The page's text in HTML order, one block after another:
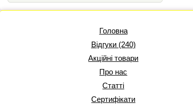
Головна
Відгуки (240)
Акційні товари
Про нас
Статті
Сертифікати